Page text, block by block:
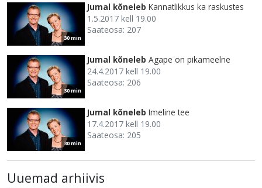
30 min
Jumal kõneleb Kannatlikkus ka raskustes
1.5.2017 kell 19.00
Saateosa: 207
30 min
Jumal kõneleb Agape on pikameelne
24.4.2017 kell 19.00
Saateosa: 206
30 min
Jumal kõneleb Imeline tee
17.4.2017 kell 19.00
Saateosa: 205
Uuemad arhiivis